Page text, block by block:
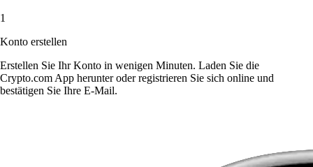
1
Konto erstellen
Erstellen Sie Ihr Konto in wenigen Minuten. Laden Sie die
Crypto.com App herunter oder registrieren Sie sich online und
bestätigen Sie Ihre E-Mail.